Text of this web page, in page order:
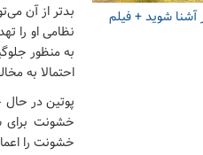
بدتر از آن
نظامی او را
به منظور
احتمالا به
پوتین در حال
خشونت برای
خشونت را
شوید + فیلم